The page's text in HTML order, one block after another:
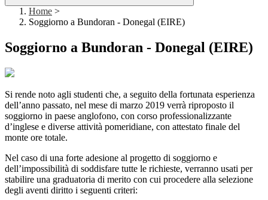
Home >
Soggiorno a Bundoran - Donegal (EIRE)
Soggiorno a Bundoran - Donegal (EIRE)
Si rende noto agli studenti che, a seguito della fortunata esperienza
dell’anno passato, nel mese di marzo 2019 verrà riproposto il
soggiorno in paese anglofono, con corso professionalizzante
d’inglese e diverse attività pomeridiane, con attestato finale del
monte ore totale.
Nel caso di una forte adesione al progetto di soggiorno e
dell’impossibilità di soddisfare tutte le richieste, verranno usati per
stabilire una graduatoria di merito con cui procedere alla selezione
degli aventi diritto i seguenti criteri: